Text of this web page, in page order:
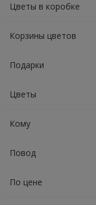
Цветы в коробке
Корзины цветов
Подарки
Цветы
Кому
Повод
По цене